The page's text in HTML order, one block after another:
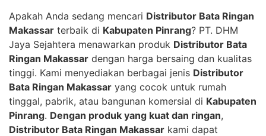
Apakah Anda sedang mencari Distributor Bata Ringan
Makassar terbaik di Kabupaten Pinrang? PT. DHM
Jaya Sejahtera menawarkan produk Distributor Bata
Ringan Makassar dengan harga bersaing dan kualitas
tinggi. Kami menyediakan berbagai jenis Distributor
Bata Ringan Makassar yang cocok untuk rumah
tinggal, pabrik, atau bangunan komersial di Kabupaten
Pinrang. Dengan produk yang kuat dan ringan,
Distributor Bata Ringan Makassar kami dapat